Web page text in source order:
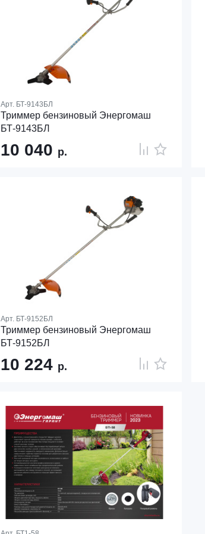
Арт. БТ-9143БЛ
Триммер бензиновый Энергомаш
БТ-9143БЛ
10 040 р.
Арт. БТ-9152БЛ
Триммер бензиновый Энергомаш
БТ-9152БЛ
10 224 р.